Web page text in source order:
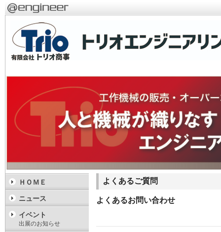
よくあるご質問
よくあるお問い合わせ
ＨＯＭＥ
ニュース
イベント
出展のお知らせ